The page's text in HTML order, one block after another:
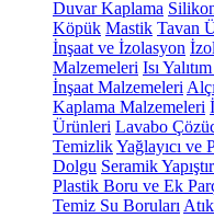
Duvar Kaplama
Köpük Mastik Tavan
İnşaat ve İzolasyon
Malzemeleri Isı
İnşaat Malzemeleri Alçı
Kaplama Malzemeleri
Ürünleri Lavabo
TemizlikYağlayıcı ve
Dolgu Seramik
Plastik Boru ve Ek
Temiz Su Boruları